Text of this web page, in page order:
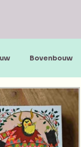
Bovenbouw